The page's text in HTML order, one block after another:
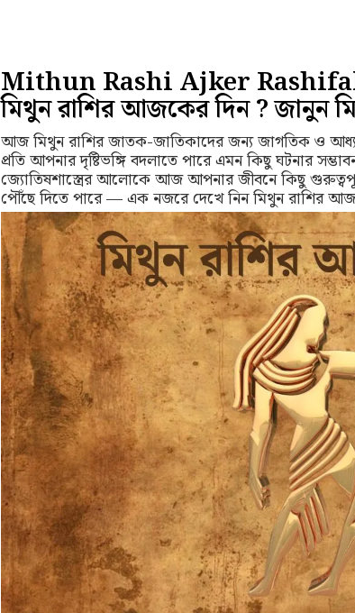
Mithun Rashi Ajker
মিথুন রাশির আজকের দিন ? জানুন
আজ মিথুন রাশির জাতক-জাতিকাদের জন্য জাগতিক ও
প্রতি আপনার দৃষ্টিভঙ্গি বদলাতে পারে এমন কিছু ঘটনার
জ্যোতিষশাস্ত্রের আলোকে আজ আপনার জীবনে কিছু
পৌঁছে দিতে পারে — এক নজরে দেখে নিন মিথুন রাশির